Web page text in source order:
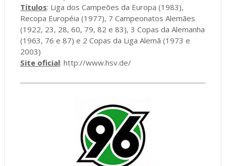
Títulos: Liga dos Campeões da Europa (1983),
Recopa Européia (1977), 7 Campeonatos Alemães
(1922, 23, 28, 60, 79, 82 e 83), 3 Copas da Alemanha
(1963, 76 e 87) e 2 Copas da Liga Alemã (1973 e
2003)
Site oficial: http://www.hsv.de/